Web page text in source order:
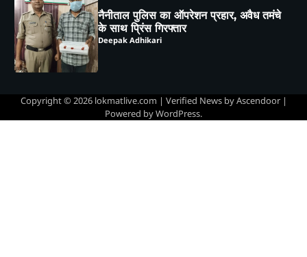
4
साइबर ठगी का माया जाल,तीन लोगों से 6.84
लाख की ठगी
Deepak Adhikari
5
हल्द्वानी : विशेष गहन पुनरीक्षण (SIR) पर हो रही
समस्याओं को लेकर विधायक सुमित हृदयेश ने
Copyright © 2026 lokmatlive.com | Verified News byAscendoor|
Powered byWordPress.